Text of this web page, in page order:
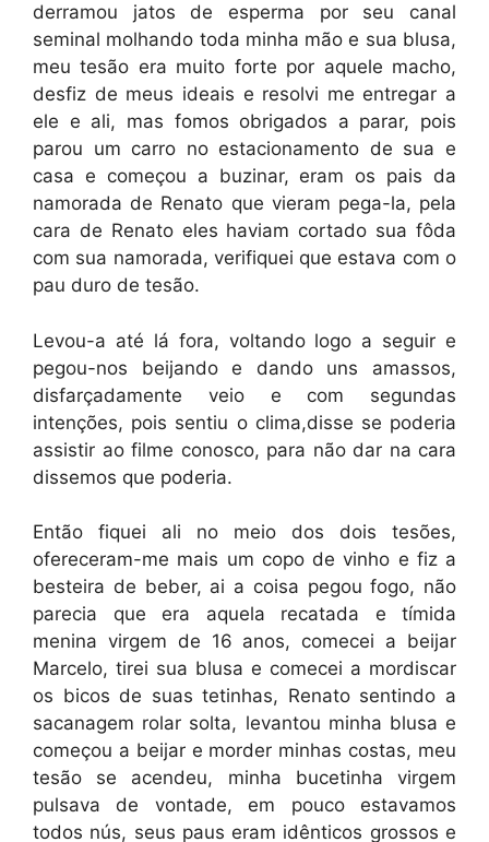
derramou jatos de esperma por seu canal
seminal molhando toda minha mão e sua blusa,
meu tesão era muito forte por aquele macho,
desfiz de meus ideais e resolvi me entregar a
ele e ali, mas fomos obrigados a parar, pois
parou um carro no estacionamento de sua e
casa e começou a buzinar, eram os pais da
namorada de Renato que vieram pega-la, pela
cara de Renato eles haviam cortado sua fôda
com sua namorada, verifiquei que estava com o
pau duro de tesão.
Levou-a até lá fora, voltando logo a seguir e
pegou-nos beijando e dando uns amassos,
disfarçadamente veio e com segundas
intenções, pois sentiu o clima,disse se poderia
assistir ao filme conosco, para não dar na cara
dissemos que poderia.
Então fiquei ali no meio dos dois tesões,
ofereceram-me mais um copo de vinho e fiz a
besteira de beber, ai a coisa pegou fogo, não
parecia que era aquela recatada e tímida
menina virgem de 16 anos, comecei a beijar
Marcelo, tirei sua blusa e comecei a mordiscar
os bicos de suas tetinhas, Renato sentindo a
sacanagem rolar solta, levantou minha blusa e
começou a beijar e morder minhas costas, meu
tesão se acendeu, minha bucetinha virgem
pulsava de vontade, em pouco estavamos
todos nús, seus paus eram idênticos grossos e